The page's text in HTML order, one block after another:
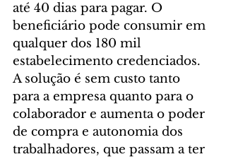
até 40 dias para pagar. O
beneficiário pode consumir em
qualquer dos 180 mil
estabelecimento credenciados.
A solução é sem custo tanto
para a empresa quanto para o
colaborador e aumenta o poder
de compra e autonomia dos
trabalhadores, que passam a ter